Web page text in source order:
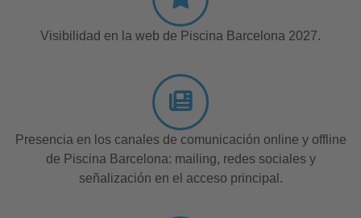
Visibilidad en la web de Piscina Barcelona 2027.
Presencia en los canales de comunicación online y offline
de Piscina Barcelona: mailing, redes sociales y
señalización en el acceso principal.